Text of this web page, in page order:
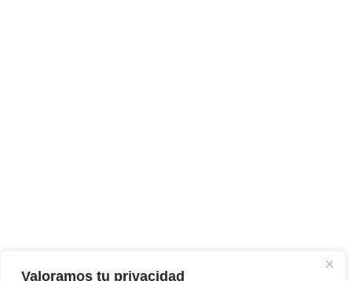
Valoramos tu privacidad